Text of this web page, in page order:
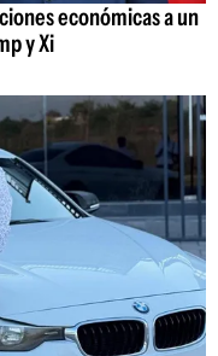
económicas a un
y Xi